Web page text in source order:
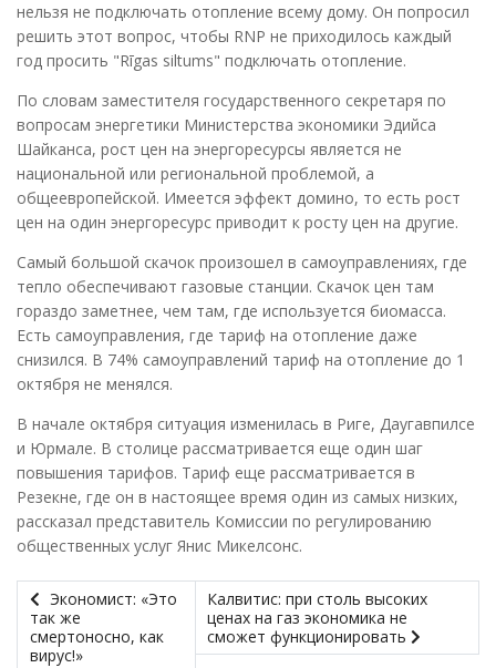
нельзя не подключать отопление всему дому. Он попросил
решить этот вопрос, чтобы RNP не приходилось каждый
год просить "Rīgas siltums" подключать отопление.
По словам заместителя государственного секретаря по
вопросам энергетики Министерства экономики Эдийса
Шайканса, рост цен на энергоресурсы является не
национальной или региональной проблемой, а
общеевропейской. Имеется эффект домино, то есть рост
цен на один энергоресурс приводит к росту цен на другие.
Самый большой скачок произошел в самоуправлениях, где
тепло обеспечивают газовые станции. Скачок цен там
гораздо заметнее, чем там, где используется биомасса.
Есть самоуправления, где тариф на отопление даже
снизился. В 74% самоуправлений тариф на отопление до 1
октября не менялся.
В начале октября ситуация изменилась в Риге, Даугавпилсе
и Юрмале. В столице рассматривается еще один шаг
повышения тарифов. Тариф еще рассматривается в
Резекне, где он в настоящее время один из самых низких,
рассказал представитель Комиссии по регулированию
общественных услуг Янис Микелсонс.
Экономист: «Это
так же
смертоносно, как
вирус!»
Калвитис: при столь высоких
ценах на газ экономика не
сможет функционировать